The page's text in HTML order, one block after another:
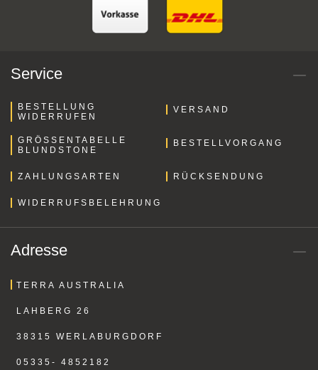
Service
BESTELLUNG
WIDERRUFEN
VERSAND
GRÖSSENTABELLE B
LUNDSTONE
BESTELLVORGANG
ZAHLUNGSARTEN RÜCKSENDUNG
WIDERRUFSBELEHRUNG
Adresse
TERRA AUSTRALIA
LAHBERG 26
38315 WERLABURGDORF
05335- 4852182